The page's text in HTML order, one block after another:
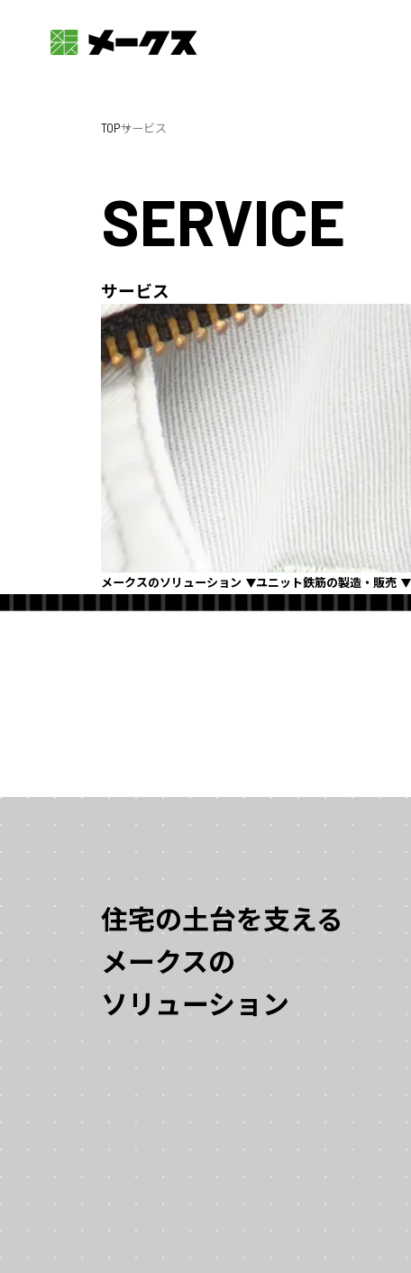
TOPサービス
SERVICE
サービス
メークスのソリューション ユニット鉄筋の製造・販売
住宅の土台を支える
メークスの
ソリューション